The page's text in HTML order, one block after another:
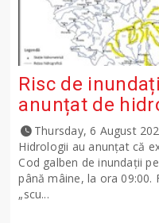
Risc de
anunțat de
Thursday, 6 August
Hidrologii au anunțat că
Cod galben de inundații
până mâine, la ora
„scu...